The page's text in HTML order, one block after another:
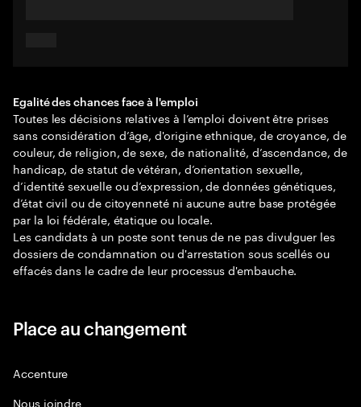
Egalité des chances face à l'emploi
Toutes les décisions relatives à l’emploi doivent être prises
sans considération d’âge, d'origine ethnique, de croyance, de
couleur, de religion, de sexe, de nationalité, d’ascendance, de
handicap, de statut de vétéran, d’orientation sexuelle,
d’identité sexuelle ou d’expression, de données génétiques,
d’état civil ou de citoyenneté ni aucune autre base protégée
par la loi fédérale, étatique ou locale.
Les candidats à un poste sont tenus de ne pas divulguer les
dossiers de condamnation ou d'arrestation sous scellés ou
effacés dans le cadre de leur processus d'embauche.
Place au changement
Accenture
Nous joindre